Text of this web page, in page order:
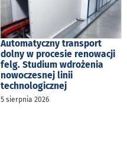
Automatyczny transport
dolny w procesie renowacji
felg. Studium wdrożenia
nowoczesnej linii
technologicznej
5 sierpnia 2026